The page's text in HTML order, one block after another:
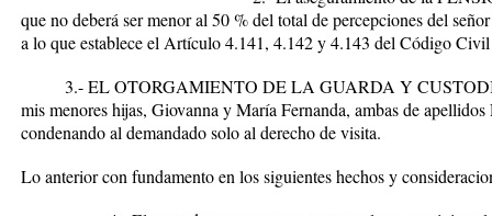
que no deberá ser menor al 50 % del total de percepciones del
a lo que establece el Artículo 4.141, 4.142 y 4.143 del Código
3.-EL OTORGAMIENTO DE LA GUARDA Y
mis menores hijas, Giovanna y María Fernanda, ambas de
condenando al demandado solo al derecho de visita.
Lo anterior con fundamento en los siguientes hechos y